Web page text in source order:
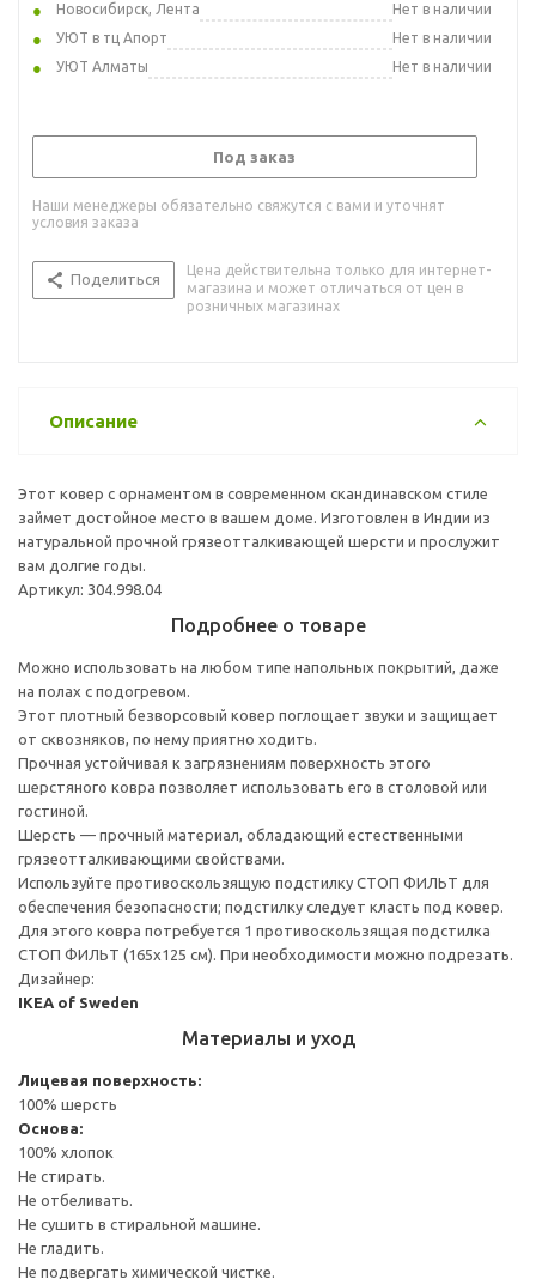
Новосибирск, Лента
Нет в наличии
УЮТ в тц Апорт
Нет в наличии
УЮТ Алматы
Нет в наличии
Под заказ
Наши менеджеры обязательно свяжутся с вами и уточнят
условия заказа
Поделиться
Цена действительна только для интернет-
магазина и может отличаться от цен в
розничных магазинах
Описание
Этот ковер с орнаментом в современном скандинавском стиле
займет достойное место в вашем доме. Изготовлен в Индии из
натуральной прочной грязеотталкивающей шерсти и прослужит
вам долгие годы.
Артикул: 304.998.04
Подробнее о товаре
Можно использовать на любом типе напольных покрытий, даже
на полах с подогревом.
Этот плотный безворсовый ковер поглощает звуки и защищает
от сквозняков, по нему приятно ходить.
Прочная устойчивая к загрязнениям поверхность этого
шерстяного ковра позволяет использовать его в столовой или
гостиной.
Шерсть — прочный материал, обладающий естественными
грязеотталкивающими свойствами.
Используйте противоскользящую подстилку СТОП ФИЛЬТ для
обеспечения безопасности; подстилку следует класть под ковер.
Для этого ковра потребуется 1 противоскользящая подстилка
СТОП ФИЛЬТ (165x125 см). При необходимости можно подрезать.
Дизайнер:
IKEA of Sweden
Материалы и уход
Лицевая поверхность:
100% шерсть
Основа:
100% хлопок
Не стирать.
Не отбеливать.
Не сушить в стиральной машине.
Не гладить.
Не подвергать химической чистке.